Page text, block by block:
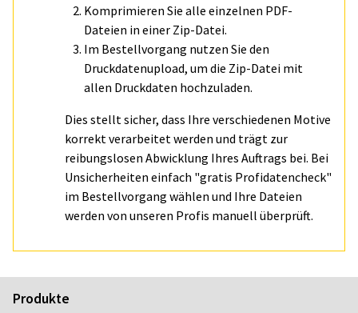
Komprimieren Sie alle einzelnen PDF-
Dateien in einer Zip-Datei.
Im Bestellvorgang nutzen Sie den
Druckdatenupload, um die Zip-Datei mit
allen Druckdaten hochzuladen.
Dies stellt sicher, dass Ihre verschiedenen Motive
korrekt verarbeitet werden und trägt zur
reibungslosen Abwicklung Ihres Auftrags bei. Bei
Unsicherheiten einfach "gratis Profidatencheck"
im Bestellvorgang wählen und Ihre Dateien
werden von unseren Profis manuell überprüft.
Produkte